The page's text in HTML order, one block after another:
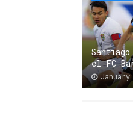
el FC